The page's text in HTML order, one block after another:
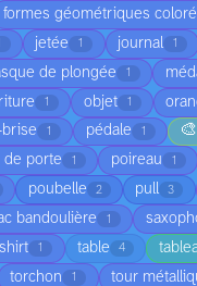
formes géométriques
jetée 1 journal 1
de plongée 1
1 objet 1
brise 1 pédale 1 🎨
de porte 1 poireau 1
poubelle 2 pull 3
bandoulière 1
1 table 4
torchon 1 tour